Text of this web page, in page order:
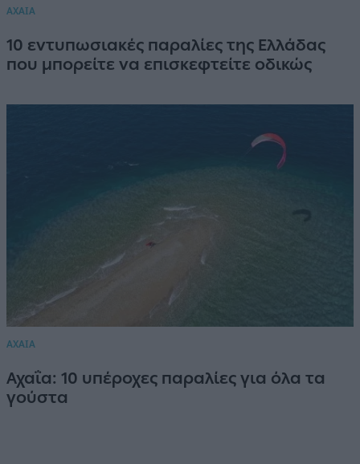
ΑΧΑΙΑ
10 εντυπωσιακές παραλίες της Ελλάδας
που μπορείτε να επισκεφτείτε οδικώς
ΑΧΑΙΑ
Αχαΐα: 10 υπέροχες παραλίες για όλα τα
γούστα